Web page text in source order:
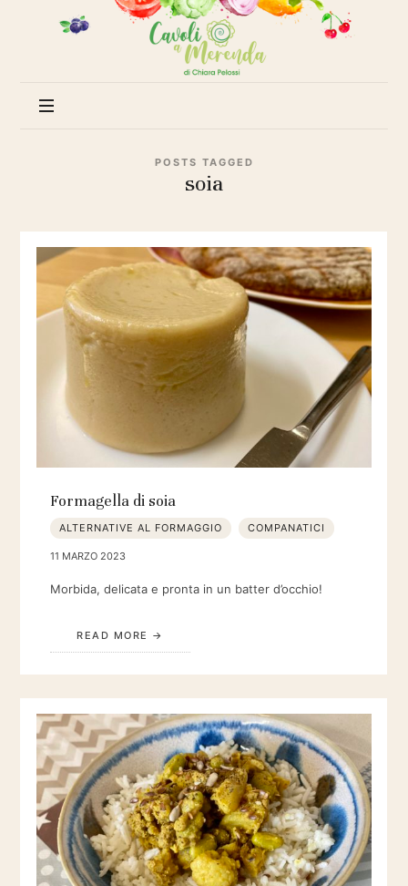
POSTS TAGGED
soia
Formagella di soia
ALTERNATIVE AL FORMAGGIO COMPANATICI
11 MARZO 2023
Morbida, delicata e pronta in un batter d’occhio!
READ MORE